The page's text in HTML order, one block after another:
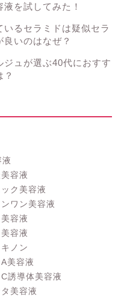
を試してみた！
いるセラミドは疑似セラ
良いのはなぜ？
ジュが選ぶ40代におすす
容液
ク美容液
ワン美容液
容液
容液
ノン
美容液
誘導体美容液
美容液